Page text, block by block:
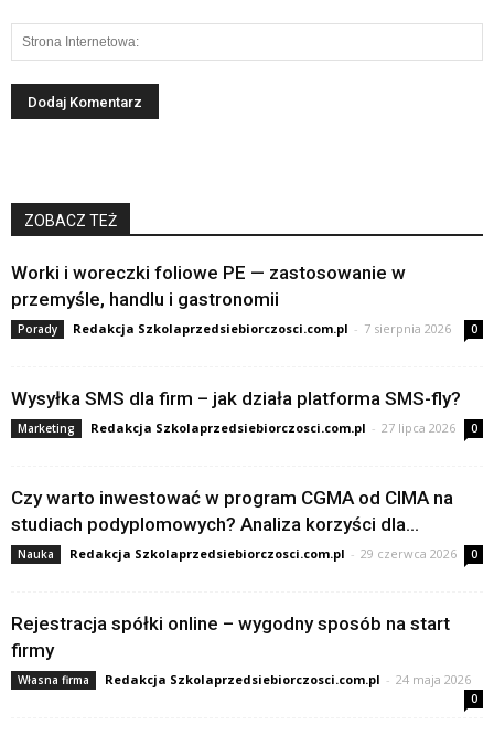
ZOBACZ TEŻ
Worki i woreczki foliowe PE — zastosowanie w
przemyśle, handlu i gastronomii
Porady Redakcja Szkolaprzedsiebiorczosci.com.pl - 7 sierpnia 2026 0
Wysyłka SMS dla firm – jak działa platforma SMS-fly?
Marketing Redakcja Szkolaprzedsiebiorczosci.com.pl - 27 lipca 2026 0
Czy warto inwestować w program CGMA od CIMA na
studiach podyplomowych? Analiza korzyści dla...
Nauka Redakcja Szkolaprzedsiebiorczosci.com.pl - 29 czerwca 2026 0
Rejestracja spółki online – wygodny sposób na start
firmy
Własna firma Redakcja Szkolaprzedsiebiorczosci.com.pl - 24 maja 2026
0